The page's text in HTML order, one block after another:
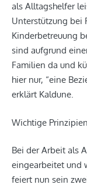
als Alltagshelfer
Unterstützung bei
Kinderbetreuung
sind aufgrund
Familien da und
hier nur, “eine
erklärt Kaldune.
Wichtige Prinzipien
Bei der Arbeit als
eingearbeitet und
feiert nun sein